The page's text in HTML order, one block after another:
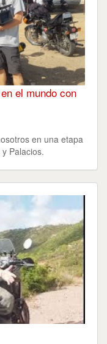
el mundo con
en una etapa
Palacios.